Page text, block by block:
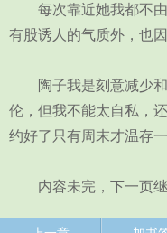
每次靠近她我都不由
有股诱人的气质外，也
陶子我是刻意减少和
伦，但我不能太自私，
约好了只有周末才温存一
内容未完，下一页继